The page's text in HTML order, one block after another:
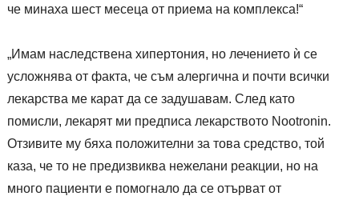
че минаха шест месеца от приема на комплекса!“
„Имам наследствена хипертония, но лечението ѝ се
усложнява от факта, че съм алергична и почти всички
лекарства ме карат да се задушавам. След като
помисли, лекарят ми предписа лекарството Nootronin.
Отзивите му бяха положителни за това средство, той
каза, че то не предизвиква нежелани реакции, но на
много пациенти е помогнало да се отърват от